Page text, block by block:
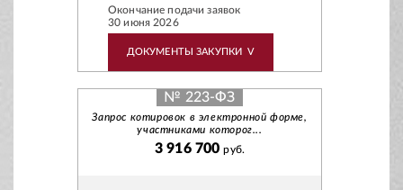
Окончание подачи заявок
30 июня 2026
ДОКУМЕНТЫ ЗАКУПКИ V
№ 223-ФЗ
Запрос котировок в электронной форме,
участниками которог...
3 916 700руб.